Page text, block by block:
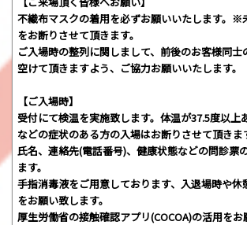
不織布マスクの着用を必ずお願いいたします。※
をお断りさせて頂きます。
ご入場時の整列に関しまして、前後のお客様同士
空けて頂きますよう、ご協力お願いいたします。
【ご入場時】
受付にて検温を実施致します。体温が37.5度以上
などの症状のある方の入場はお断りさせて頂きま
氏名、連絡先(電話番号)、健康状態などの問診票
ます。
手指消毒液をご用意しております、入退場時や休
をお願い致します。
厚生労働省の接触確認アプリ(COCOA)の活用をお